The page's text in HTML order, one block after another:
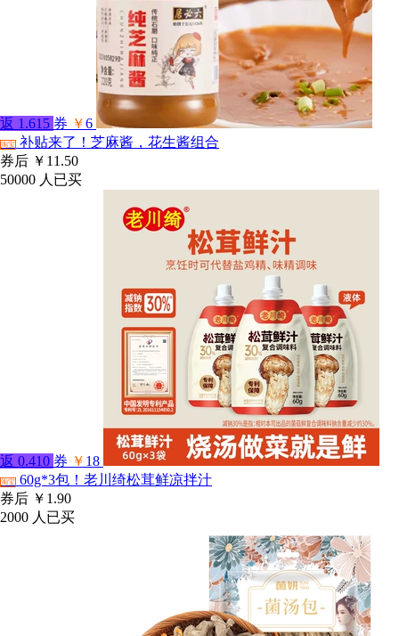
返 1.615 券 ￥6
淘宝 补贴来了！芝麻酱，花生酱组合
券后 ￥11.50
50000 人已买
返 0.410 券 ￥ 18
淘宝 60g*3包！老川绮松茸鲜凉拌汁
券后 ￥1.90
2000 人已买